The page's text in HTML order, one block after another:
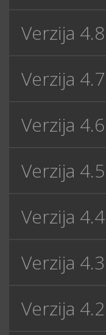
Verzija 4.8
Verzija 4.7
Verzija 4.6
Verzija 4.5
Verzija 4.4
Verzija 4.3
Verzija 4.2